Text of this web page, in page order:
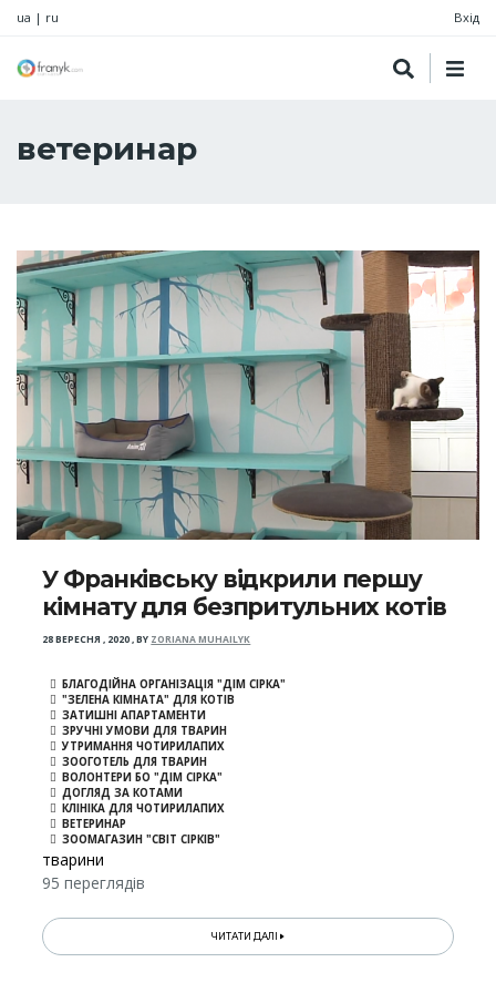
ua | ru Вхід
ветеринар
У Франківську відкрили першу
кімнату для безпритульних котів
28 ВЕРЕСНЯ , 2020,BY ZORIANA MUHAILYK
БЛАГОДІЙНА ОРГАНІЗАЦІЯ "ДІМ СІРКА"
"ЗЕЛЕНА КІМНАТА" ДЛЯ КОТІВ
ЗАТИШНІ АПАРТАМЕНТИ
ЗРУЧНІ УМОВИ ДЛЯ ТВАРИН
УТРИМАННЯ ЧОТИРИЛАПИХ
ЗООГОТЕЛЬ ДЛЯ ТВАРИН
ВОЛОНТЕРИ БО "ДІМ СІРКА"
ДОГЛЯД ЗА КОТАМИ
КЛІНІКА ДЛЯ ЧОТИРИЛАПИХ
ВЕТЕРИНАР
ЗООМАГАЗИН "СВІТ СІРКІВ"
тварини
95 переглядів
ЧИТАТИ ДАЛІ